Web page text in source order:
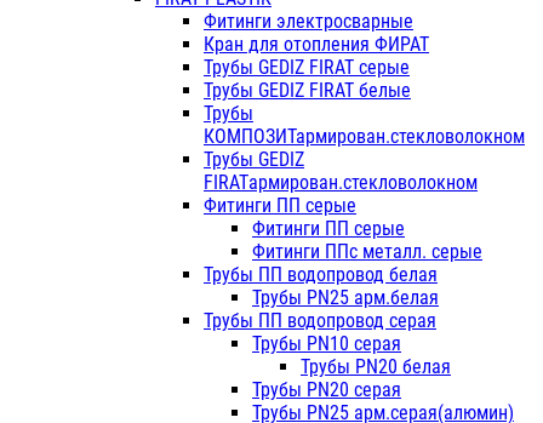
Фитинги электросварные
Кран для отопления ФИРАТ
Трубы GEDIZ FIRAT серые
Трубы GEDIZ FIRAT белые
Трубы
КОМПОЗИТармирован.стекловолокном
Трубы GEDIZ
FIRATармирован.стекловолокном
Фитинги ПП серые
Фитинги ПП серые
Фитинги ППс металл. серые
Трубы ПП водопровод белая
Трубы PN25 арм.белая
Трубы ПП водопровод серая
Трубы PN10 серая
Трубы PN20 белая
Трубы PN20 серая
Трубы PN25 арм.серая(алюмин)